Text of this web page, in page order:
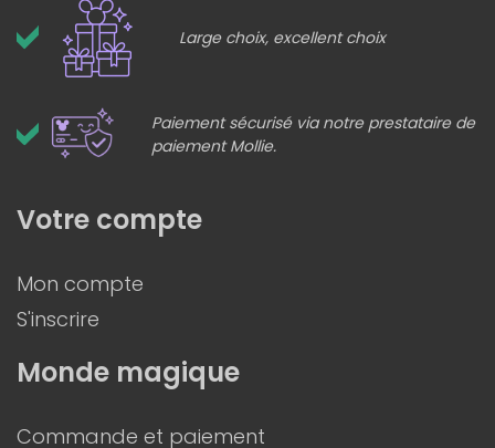
Large choix, excellent choix
Paiement sécurisé via notre prestataire de
paiement Mollie.
Monde magique
Commande et paiement
Votre compte
Mon compte
S'inscrire